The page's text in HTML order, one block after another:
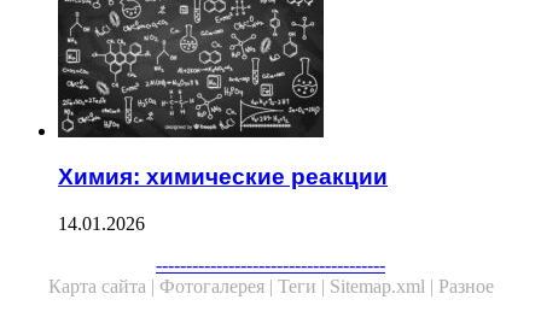
Химия: химические реакции
14.01.2026
--------------------------------------
Карта сайта | Фотогалерея | Теги | Sitemap.xml | Разное